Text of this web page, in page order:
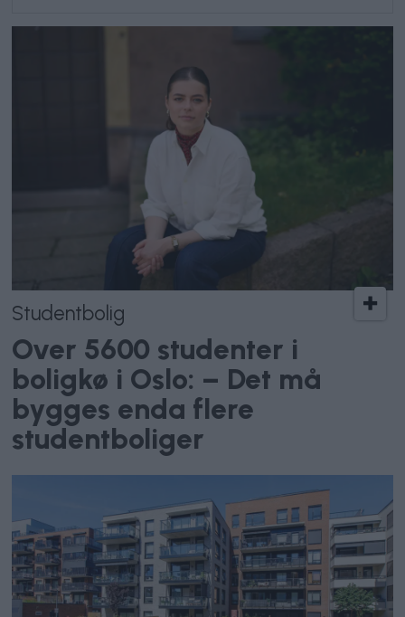
Studentbolig
Over 5600 studenter i
boligkø i Oslo: – Det må
bygges enda flere
studentboliger